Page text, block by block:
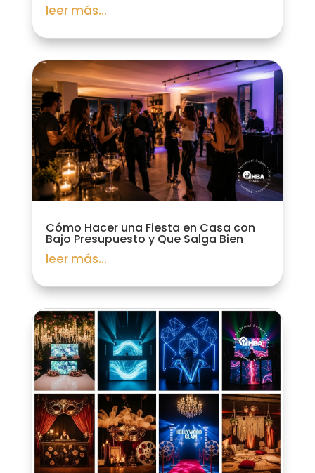
leer más...
Cómo Hacer una Fiesta en Casa con
Bajo Presupuesto y Que Salga Bien
leer más...